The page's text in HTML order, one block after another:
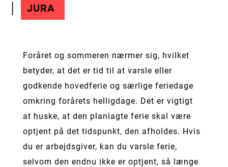
JURA
Foråret og sommeren nærmer sig, hvilket
betyder, at det er tid til at varsle eller
godkende hovedferie og særlige feriedage
omkring forårets helligdage. Det er vigtigt
at huske, at den planlagte ferie skal være
optjent på det tidspunkt, den afholdes. Hvis
du er arbejdsgiver, kan du varsle ferie,
selvom den endnu ikke er optjent, så længe